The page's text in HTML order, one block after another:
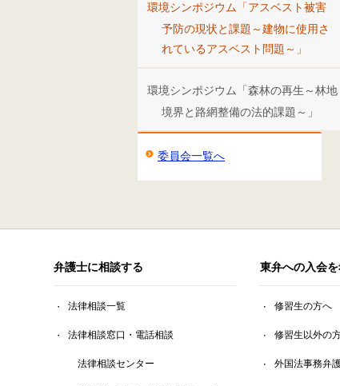
環境シンポジウム「アスベスト被害
予防の現状と課題～建物に使用さ
れているアスベスト問題～」
環境シンポジウム「森林の再生～林地
境界と路網整備の法的課題～」
委員会一覧へ
弁護士に相談する
法律相談一覧
法律相談窓口・電話相談
法律相談センター
東弁への入会
修習生の方へ
修習生以外の
外国法事務弁